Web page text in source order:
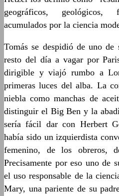
geográficos,
acumulados por la ciencia
Tomás se despidió de uno
resto del día a vagar por
dirigible y viajó rumbo a
primeras luces del alba. La
niebla como manchas de
distinguir el Big Ben y la
sería fácil dar con Herbert
había sido un izquierdista
femenino, de los obreros,
Precisamente por eso uno de
el uso responsable de la
Mary, una pariente de su